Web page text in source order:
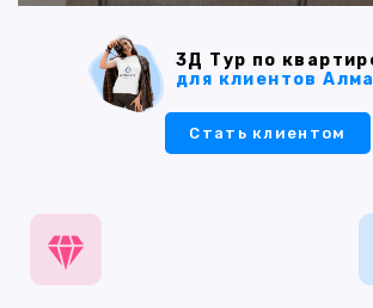
3Д Тур по
для клиентов
Стать клиентом